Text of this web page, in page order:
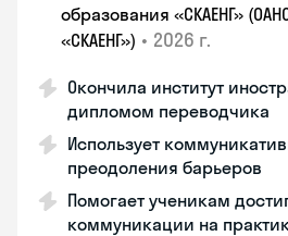
образования «СКАЕНГ»
«СКАЕНГ») • 2026 г.
Окончила институт
дипломом переводчика
Использует
преодоления барьеров
Помогает ученикам
коммуникации на